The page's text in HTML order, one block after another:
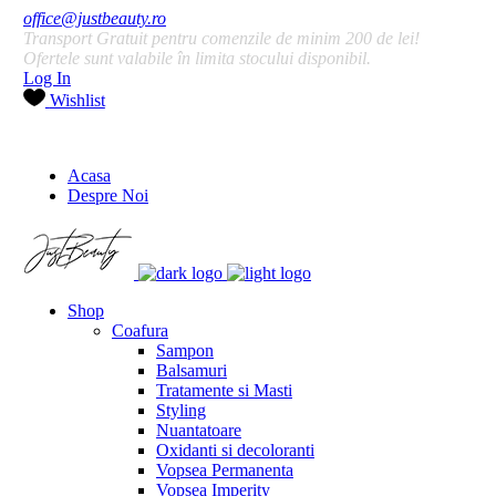
office@justbeauty.ro
Transport Gratuit pentru comenzile de minim 200 de lei!
Ofertele sunt valabile în limita stocului disponibil.
Log In
Wishlist
Acasa
Despre Noi
Shop
Coafura
Sampon
Balsamuri
Tratamente si Masti
Styling
Nuantatoare
Oxidanti si decoloranti
Vopsea Permanenta
Vopsea Imperity